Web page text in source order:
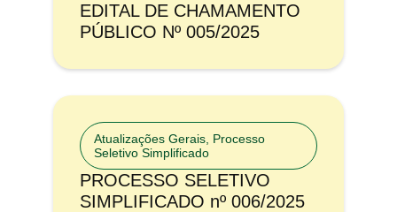
EDITAL DE CHAMAMENTO
PÚBLICO Nº 005/2025
Atualizações Gerais Processo
Seletivo Simplificado
PROCESSO SELETIVO
SIMPLIFICADO nº 006/2025